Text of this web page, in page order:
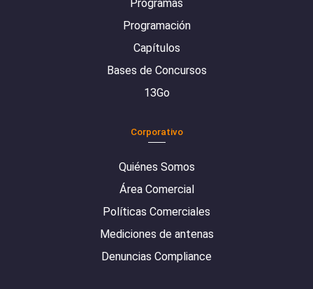
Programas
Programación
Capítulos
Bases de Concursos
13Go
Corporativo
Quiénes Somos
Área Comercial
Políticas Comerciales
Mediciones de antenas
Denuncias Compliance